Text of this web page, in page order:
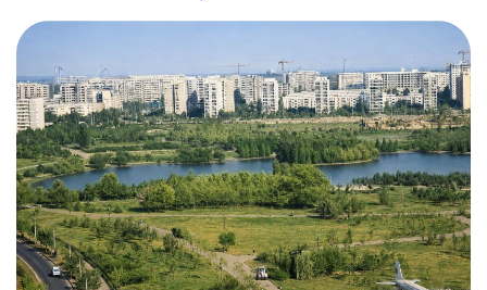
ISTORIA CARTIERULUI